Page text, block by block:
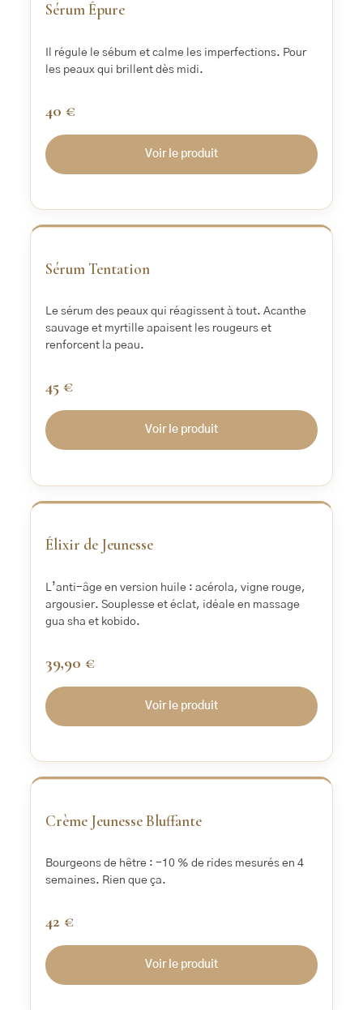
Sérum Épure
Il régule le sébum et calme les imperfections. Pour
les peaux qui brillent dès midi.
40 €
Voir le produit
‹ ›
Sérum Tentation
Le sérum des peaux qui réagissent à tout. Acanthe
sauvage et myrtille apaisent les rougeurs et
renforcent la peau.
45 €
Voir le produit
‹ ›
Élixir de Jeunesse
L’anti-âge en version huile : acérola, vigne rouge,
argousier. Souplesse et éclat, idéale en massage
gua sha et kobido.
39,90 €
Voir le produit
‹ ›
Crème Jeunesse Bluffante
Bourgeons de hêtre : -10 % de rides mesurés en 4
semaines. Rien que ça.
42 €
Voir le produit